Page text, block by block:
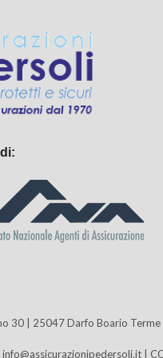
30 | 25047 Darfo Boario
|